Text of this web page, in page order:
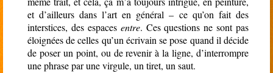
et d’ailleurs dans l’art en général – ce qu’on fait des
interstices, des espaces entre. Ces questions ne sont pas
éloignées de celles qu’un écrivain se pose quand il décide
de poser un point, ou de revenir à la ligne, d’interrompre
une phrase par une virgule, un tiret, un saut.